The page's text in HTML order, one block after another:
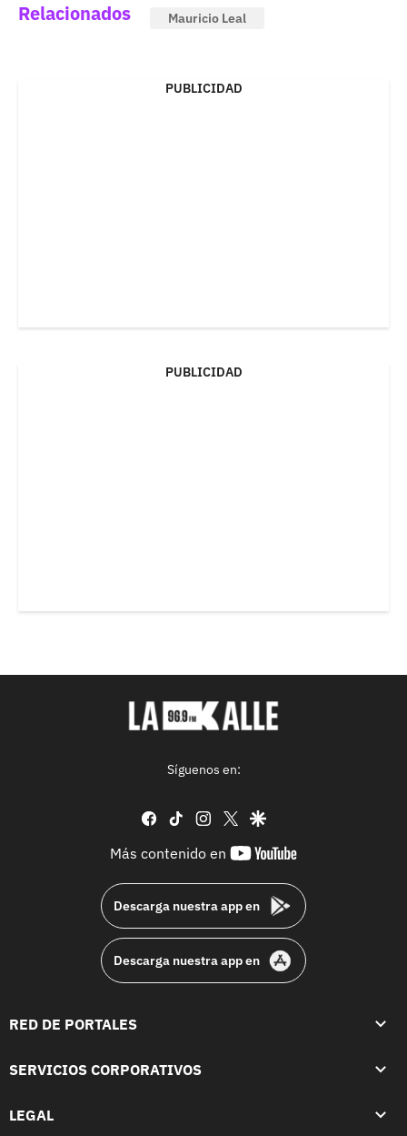
Relacionados Mauricio Leal
PUBLICIDAD
PUBLICIDAD
Síguenos en:
facebook
tiktok instagram
twittergoogle
Más contenido en
youtube-
Descarga nuestra app en
Descarga nuestra app en
RED DE PORTALES
SERVICIOS CORPORATIVOS
LEGAL